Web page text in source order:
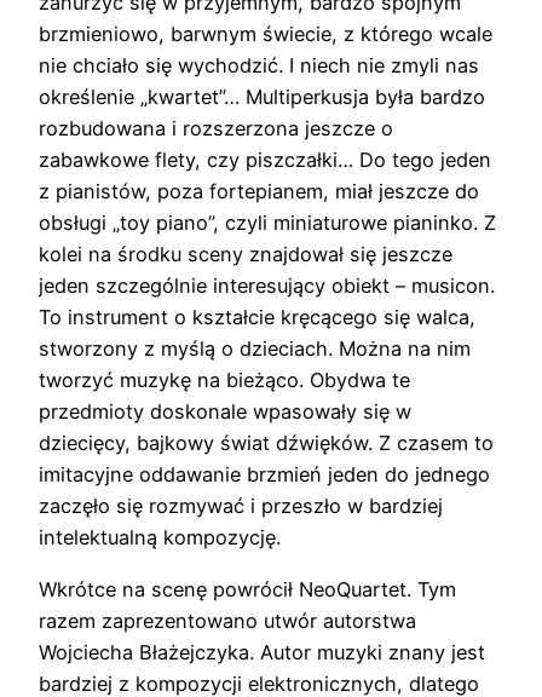
brzmieniowo, barwnym świecie, z którego wcale
nie chciało się wychodzić. I niech nie zmyli nas
określenie „kwartet”… Multiperkusja była bardzo
rozbudowana i rozszerzona jeszcze o
zabawkowe flety, czy piszczałki… Do tego jeden
z pianistów, poza fortepianem, miał jeszcze do
obsługi „toy piano”, czyli miniaturowe pianinko. Z
kolei na środku sceny znajdował się jeszcze
jeden szczególnie interesujący obiekt – musicon.
To instrument o kształcie kręcącego się walca,
stworzony z myślą o dzieciach. Można na nim
tworzyć muzykę na bieżąco. Obydwa te
przedmioty doskonale wpasowały się w
dziecięcy, bajkowy świat dźwięków. Z czasem to
imitacyjne oddawanie brzmień jeden do jednego
zaczęło się rozmywać i przeszło w bardziej
intelektualną kompozycję.
Wkrótce na scenę powrócił NeoQuartet. Tym
razem zaprezentowano utwór autorstwa
Wojciecha Błażejczyka. Autor muzyki znany jest
bardziej z kompozycji elektronicznych, dlatego